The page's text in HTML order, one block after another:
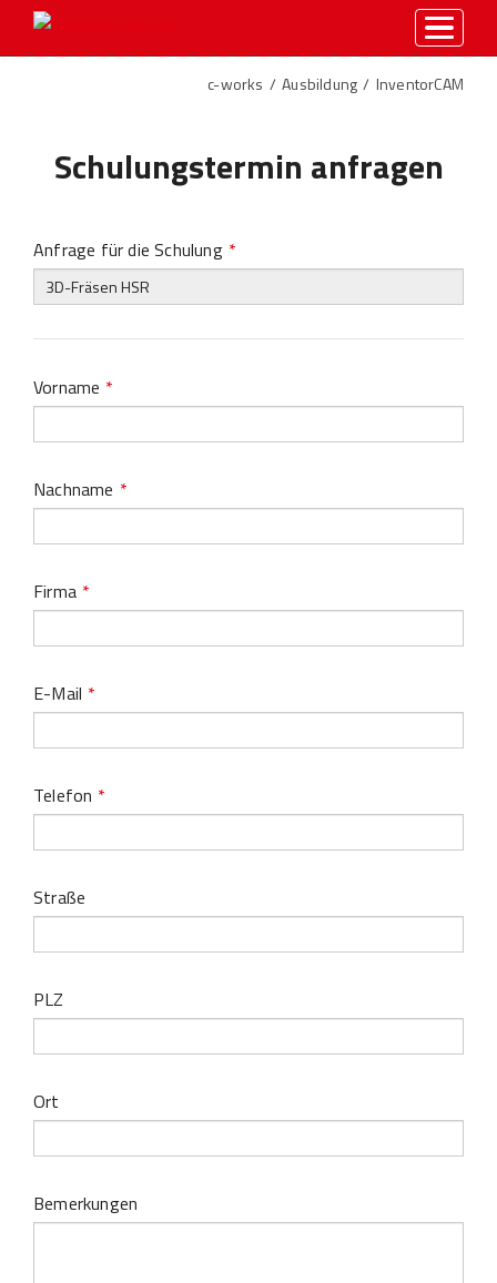
toggle
c-works Ausbildung InventorCAM
Schulungstermin anfragen
Anfrage für die Schulung *
Vorname *
Nachname *
Firma *
E-Mail *
Telefon *
Straße
PLZ
Ort
Bemerkungen